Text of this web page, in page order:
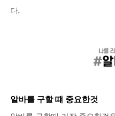
다.
알바를 구할 떄 중요한것